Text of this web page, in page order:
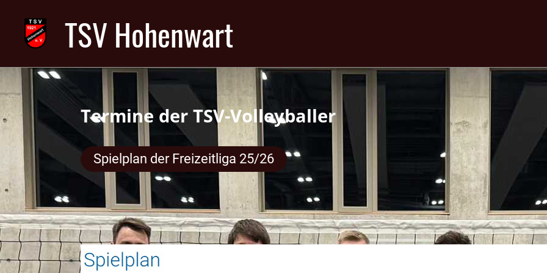
TSV Hohenwart
Termine der TSV-Volleyballer
Spielplan der Freizeitliga 25/26